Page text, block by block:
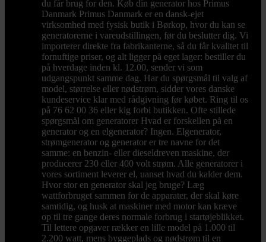
du får brug for den. Køb din generator hos Primus
Danmark Primus Danmark er en dansk-ejet
virksomhed med fysisk butik i Børkop, hvor du kan se
generatorerne i vareudstillingen, før du beslutter dig. Vi
importerer direkte fra fabrikanterne, så du får kvalitet til
fornuftige priser, og alt ligger på eget lager: bestiller du
på hverdage inden kl. 12.00, sender vi som
udgangspunkt samme dag. Har du spørgsmål til valg af
model, størrelse eller nødstrøm, sidder vores danske
kundeservice klar med rådgivning før købet. Ring til os
på 76 62 00 36 eller kig forbi butikken. Ofte stillede
spørgsmål om generatorer Hvad er forskellen på en
generator og en elgenerator? Ingen. Elgenerator,
strømgenerator og generator er tre navne for det
samme: en benzin- eller dieseldreven maskine, der
producerer 230 eller 400 volt strøm. Alle generatorer i
vores sortiment leverer el, uanset hvad du kalder dem.
Hvor stor en generator skal jeg bruge? Læg
wattforbruget sammen for de apparater, der skal køre
samtidig, og husk at maskiner med motor kan kræve
op til tre gange deres normale forbrug i startøjeblikket.
Til lettere opgaver rækker en lille model på 1.000 til
2.200 watt, mens byggeplads og nødstrøm til en